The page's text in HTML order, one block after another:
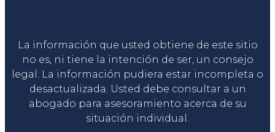
La información que usted obtiene de este sitio
no es, ni tiene la intención de ser, un consejo
legal. La información pudiera estar incompleta o
desactualizada. Usted debe consultar a un
abogado para asesoramiento acerca de su
situación individual.